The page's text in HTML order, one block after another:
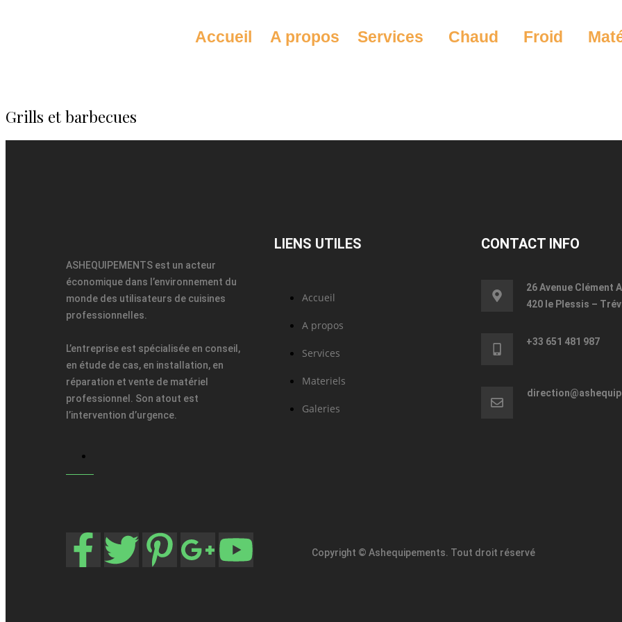
Accueil A propos Services Chaud Froid
Grills et barbecues
ASHEQUIPEMENTS est un acteur
économique dans l’environnement du
monde des utilisateurs de cuisines
professionnelles.
L’entreprise est spécialisée en conseil,
en étude de cas, en installation, en
réparation et vente de matériel
professionnel. Son atout est
l’intervention d’urgence.
LIENS UTILES
Accueil
A propos
Services
Materiels
Galeries
CONTACT INFO
26 Avenue Clément
420 le Plessis –
+33 651 481 987
Copyright © Ashequipements. Tout droit réservé